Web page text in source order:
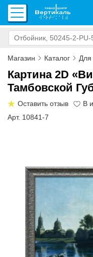
Магазин Каталог Для
Картина 2D
Тамбовской
Оставить отзыв
Арт. 10841-7